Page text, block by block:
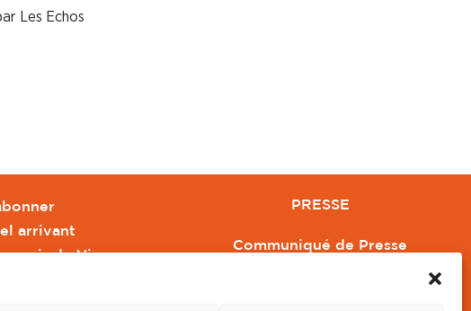
Les Echos
arrivant
de Vivre
CFDT Orange
PRESSE
Communiqué de Presse